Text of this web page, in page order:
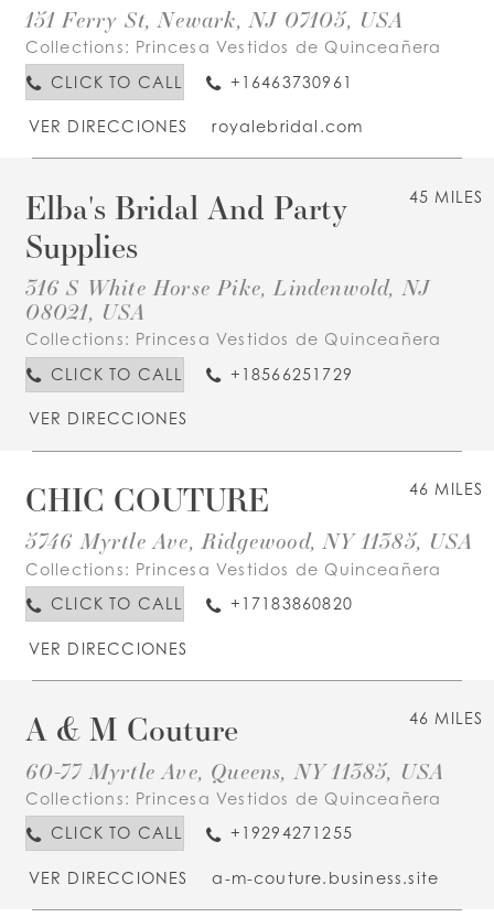
151 Ferry St, Newark, NJ 07105, USA
Collections: Princesa Vestidos de Quinceañera
CLICK TO CALL
+16463730961
VER DIRECCIONES royalebridal.com
45 MILES
Elba's Bridal And Party
Supplies
316 S White Horse Pike, Lindenwold, NJ
08021, USA
Collections: Princesa Vestidos de Quinceañera
CLICK TO CALL
+18566251729
VER DIRECCIONES
46 MILES
CHIC COUTURE
5746 Myrtle Ave, Ridgewood, NY 11385, USA
Collections: Princesa Vestidos de Quinceañera
CLICK TO CALL
+17183860820
VER DIRECCIONES
46 MILES
A & M Couture
60-77 Myrtle Ave, Queens, NY 11385, USA
Collections: Princesa Vestidos de Quinceañera
CLICK TO CALL
+19294271255
VER DIRECCIONES a-m-couture.business.site